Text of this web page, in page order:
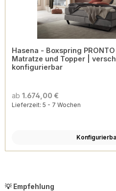
Hasena - Boxspring
Matratze und Topper |
konfigurierbar
ab 1.674,00 €
Lieferzeit: 5 - 7 Wochen
💡 Empfehlung